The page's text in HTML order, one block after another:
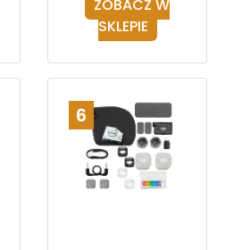
ZOBACZ W
SKLEPIE
6